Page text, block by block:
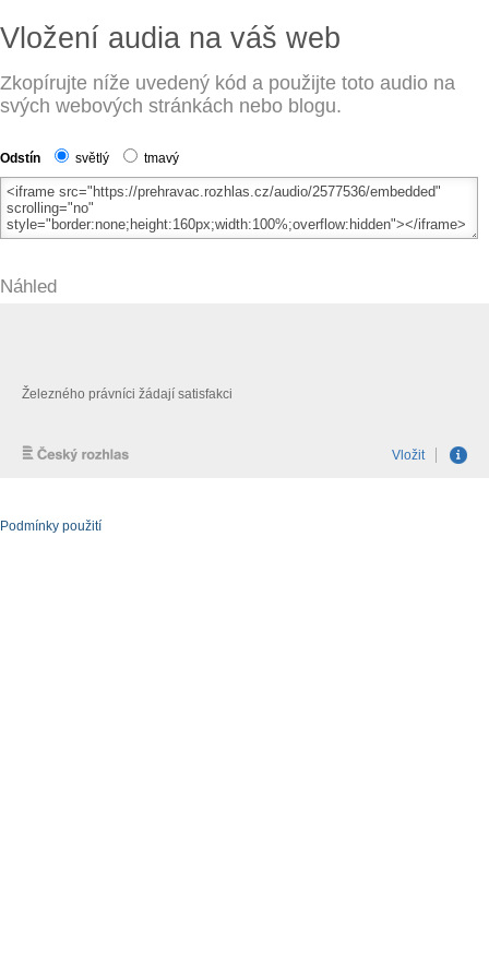
Vložení audia na váš web
Zkopírujte níže uvedený kód a použijte toto audio na
svých webových stránkách nebo blogu.
Odstín světlý tmavý
Náhled
Podmínky použití